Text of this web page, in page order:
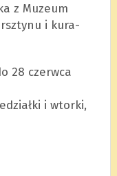
z Muzeum
i kura­
28 czerwca
i wtorki,